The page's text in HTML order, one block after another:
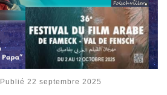
Publié22 septembre 2025